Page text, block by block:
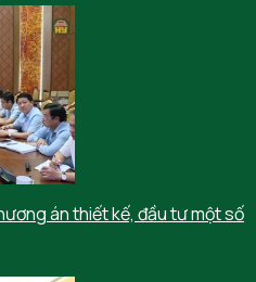
án thiết kế, đầu tư một số